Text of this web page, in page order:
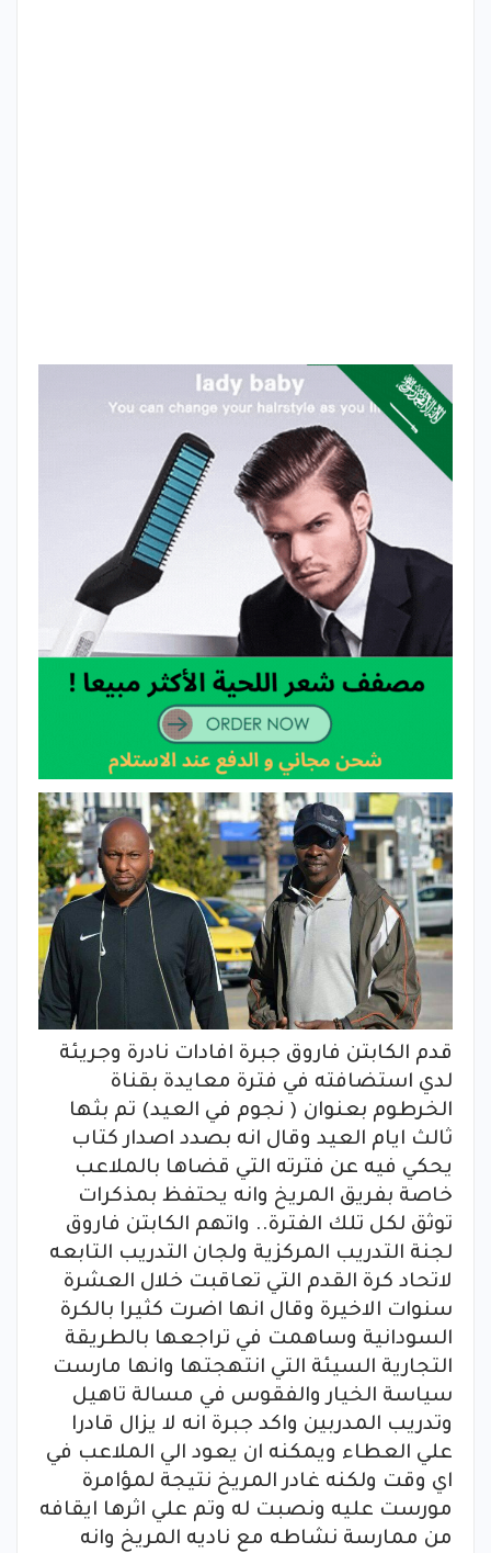
قدم الكابتن فاروق جبرة افادات نادرة وجريئة
لدي استضافته في فترة معايدة بقناة
الخرطوم بعنوان ( نجوم في العيد) تم بثها
ثالث ايام العيد وقال انه بصدد اصدار كتاب
يحكي فيه عن فترته التي قضاها بالملاعب
خاصة بفريق المريخ وانه يحتفظ بمذكرات
توثق لكل تلك الفترة.. واتهم الكابتن فاروق
لجنة التدريب المركزية ولجان التدريب التابعه
لاتحاد كرة القدم التي تعاقبت خلال العشرة
سنوات الاخيرة وقال انها اضرت كثيرا بالكرة
السودانية وساهمت في تراجعها بالطريقة
التجارية السيئة التي انتهجتها وانها مارست
سياسة الخيار والفقوس في مسالة تاهيل
وتدريب المدربين واكد جبرة انه لا يزال قادرا
علي العطاء ويمكنه ان يعود الي الملاعب في
اي وقت ولكنه غادر المريخ نتيجة لمؤامرة
مورست عليه ونصبت له وتم علي اثرها ايقافه
من ممارسة نشاطه مع ناديه المريخ وانه